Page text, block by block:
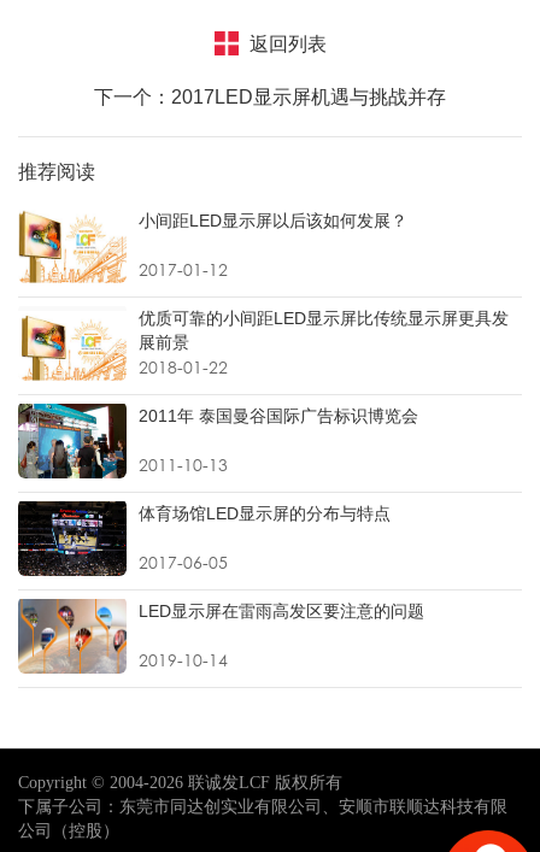
返回列表
下一个：2017LED显示屏机遇与挑战并存
推荐阅读
小间距LED显示屏以后该如何发展？
2017-01-12
优质可靠的小间距LED显示屏比传统显示屏更具发
展前景
2018-01-22
2011年 泰国曼谷国际广告标识博览会
2011-10-13
体育场馆LED显示屏的分布与特点
2017-06-05
LED显示屏在雷雨高发区要注意的问题
2019-10-14
Copyright © 2004-2026 联诚发LCF 版权所有
下属子公司：东莞市同达创实业有限公司、安顺市联顺达科技有限
公司（控股）